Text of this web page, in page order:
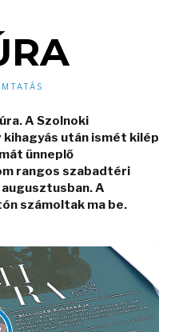
A Szolnoki
után ismét kilép
ünneplő
rangos szabadtéri
A
számoltak ma be.